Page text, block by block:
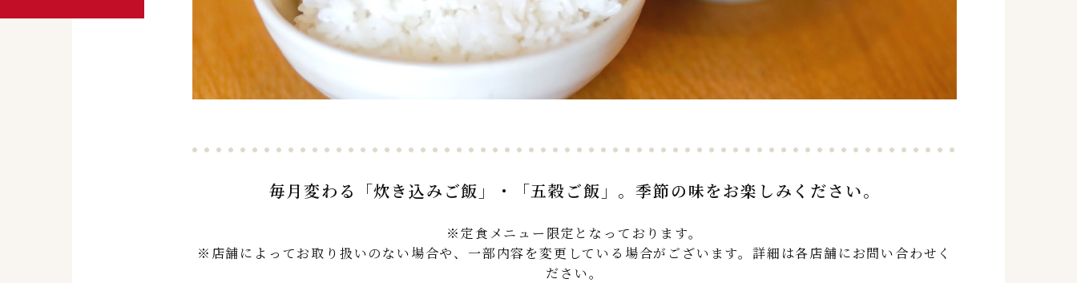
毎月変わる「炊き込みご飯」・「五穀ご飯」。季節の味をお楽しみください。
※定食メニュー限定となっております。
※店舗によってお取り扱いのない場合や、一部内容を変更している場合がございます。詳細は各店舗にお問い合わせく
ださい。